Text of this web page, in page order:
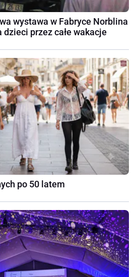
wystawa w Fabryce Norblina
przez całe wakacje
po 50 latem